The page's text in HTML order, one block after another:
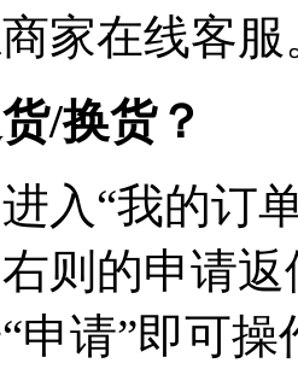
家在线客服
/换货？
入“我的订
则的申请
申请”即可